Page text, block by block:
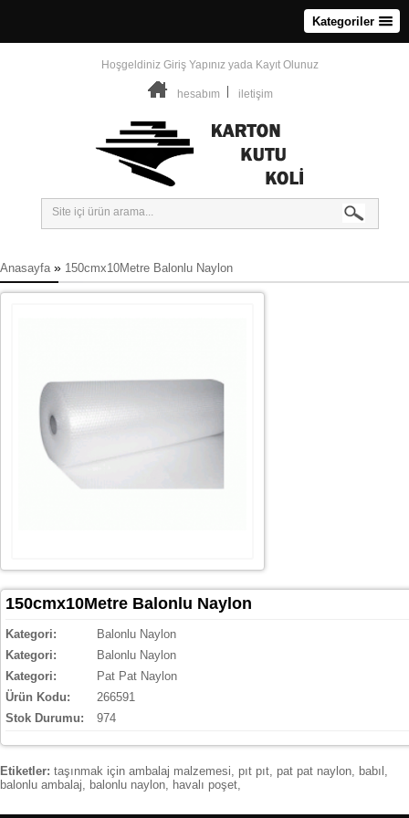
Kategoriler
Hoşgeldiniz Giriş Yapınız yada Kayıt Olunuz
hesabım iletişim
Anasayfa » 150cmx10Metre Balonlu Naylon
150cmx10Metre Balonlu Naylon
Kategori:
Balonlu Naylon
Kategori:
Balonlu Naylon
Kategori:
Pat Pat Naylon
Ürün Kodu:
266591
Stok Durumu:
974
Etiketler: taşınmak için ambalaj malzemesi, pıt pıt, pat pat naylon, babıl ,
balonlu ambalaj, balonlu naylon, havalı poşet,